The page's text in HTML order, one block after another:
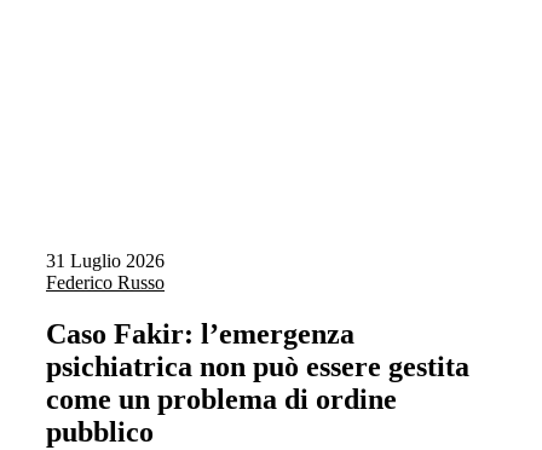
31 Luglio 2026
Federico Russo
Caso Fakir: l’emergenza
psichiatrica non può essere gestita
come un problema di ordine
pubblico